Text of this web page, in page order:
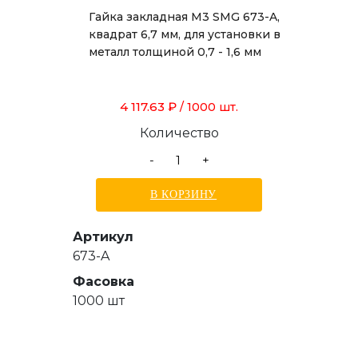
Гайка закладная М3 SMG 673-A,
квадрат 6,7 мм, для установки в
металл толщиной 0,7 - 1,6 мм
4 117.63 ₽ / 1000 шт.
Количество
-
+
В КОРЗИНУ
Артикул
673-A
Фасовка
1000 шт